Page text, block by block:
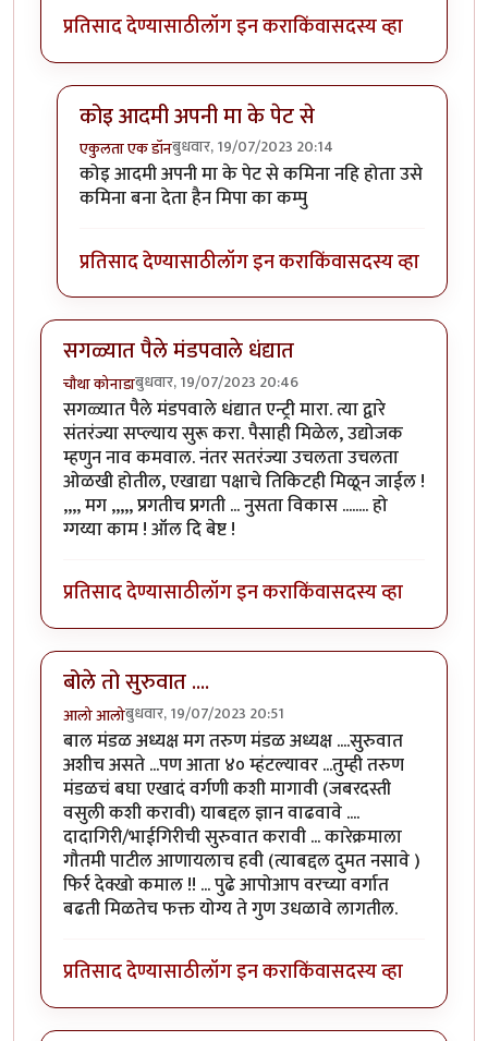
प्रतिसाद देण्यासाठीलॉग इन कराकिंवासदस्य व्हा
कोइ आदमी अपनी मा के पेट से
एकुलता एक डॉनबुधवार, 19/07/2023 20:14
In reply toराजकारण मे घुसनेकी हिम्मत तोbyसुरिया
कोइ आदमी अपनी मा के पेट से कमिना नहि होता उसे
कमिना बना देता हैन मिपा का कम्पु
प्रतिसाद देण्यासाठीलॉग इन कराकिंवासदस्य व्हा
सगळ्यात पैले मंडपवाले धंद्यात
चौथा कोनाडाबुधवार, 19/07/2023 20:46
सगळ्यात पैले मंडपवाले धंद्यात एन्ट्री मारा. त्या द्वारे
संतरंज्या सप्ल्याय सुरू करा. पैसाही मिळेल, उद्योजक
म्हणुन नाव कमवाल. नंतर सतरंज्या उचलता उचलता
ओळखी होतील, एखाद्या पक्षाचे तिकिटही मिळून जाईल !
,,,, मग ,,,,, प्रगतीच प्रगती ... नुसता विकास ........ हो
ग्गय्या काम ! ऑल दि बेष्ट !
प्रतिसाद देण्यासाठीलॉग इन कराकिंवासदस्य व्हा
बोले तो सुरुवात ....
आलो आलोबुधवार, 19/07/2023 20:51
बाल मंडळ अध्यक्ष मग तरुण मंडळ अध्यक्ष ....सुरुवात
अशीच असते ...पण आता ४० म्हंटल्यावर ...तुम्ही तरुण
मंडळचं बघा एखादं वर्गणी कशी मागावी (जबरदस्ती
वसुली कशी करावी) याबद्दल ज्ञान वाढवावे ....
दादागिरी/भाईगिरीची सुरुवात करावी ... कारेक्रमाला
गौतमी पाटील आणायलाच हवी (त्याबद्दल दुमत नसावे )
फिर्र देक्खो कमाल !! ... पुढे आपोआप वरच्या वर्गात
बढती मिळतेच फक्त योग्य ते गुण उधळावे लागतील.
प्रतिसाद देण्यासाठीलॉग इन कराकिंवासदस्य व्हा